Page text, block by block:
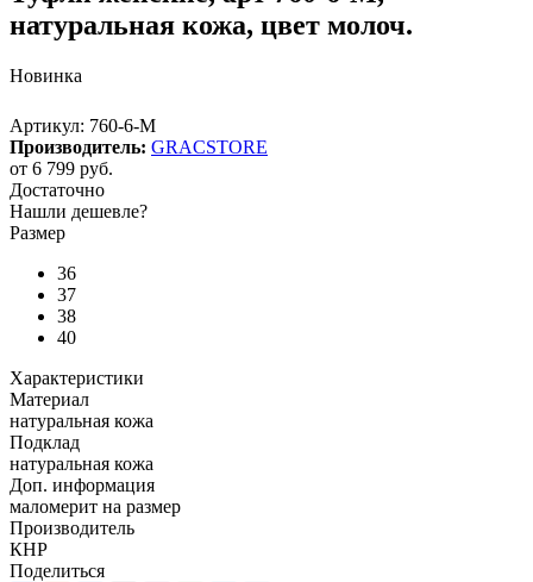
натуральная кожа, цвет молоч.
Новинка
Артикул: 760-6-M
Производитель: GRACSTORE
от 6 799 руб.
Достаточно
Нашли дешевле?
Размер
36
37
38
40
Характеристики
Материал
натуральная кожа
Подклад
натуральная кожа
Доп. информация
маломерит на размер
Производитель
КНР
Поделиться